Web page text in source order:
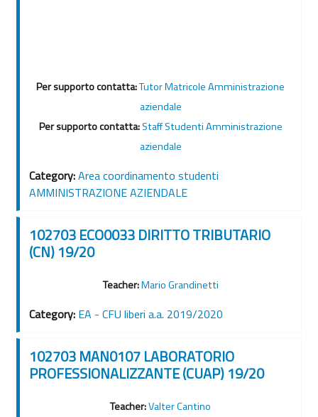
Per supporto contatta:Tutor Matricole Amministrazione
aziendale
Per supporto contatta:Staff Studenti Amministrazione
aziendale
Category:Area coordinamento studenti
AMMINISTRAZIONE AZIENDALE
102703 ECO0033 DIRITTO TRIBUTARIO
(CN) 19/20
Teacher:Mario Grandinetti
Category: EA - CFU liberi a.a. 2019/2020
102703 MAN0107 LABORATORIO
PROFESSIONALIZZANTE (CUAP) 19/20
Teacher:Valter Cantino